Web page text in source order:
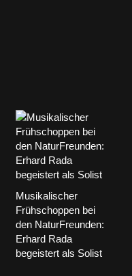
Musikalischer
Frühschoppen bei
den NaturFreunden:
Erhard Rada
begeistert als Solist